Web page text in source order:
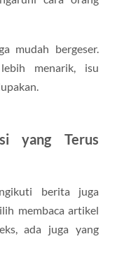
mudah bergeser.
menarik, isu
yang Terus
berita juga
membaca artikel
ada juga yang